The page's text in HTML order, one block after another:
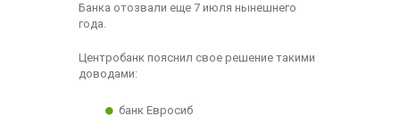
Банка отозвали еще 7 июля нынешнего
года.
Центробанк пояснил свое решение такими
доводами:
банк Евросиб